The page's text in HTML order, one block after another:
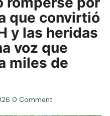
que convirtió
y las heridas
voz que
miles de
0 Comment